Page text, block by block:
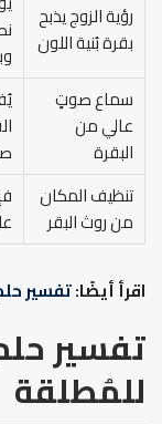
رؤية الزوج يذبح
بقرة بُنية اللون
سماع صوتٍ
عالي من
البقرة
تنظيف المكان
من روث البقر
اقرأ أيضًا:تفسير
تفسير
للمُطلقة